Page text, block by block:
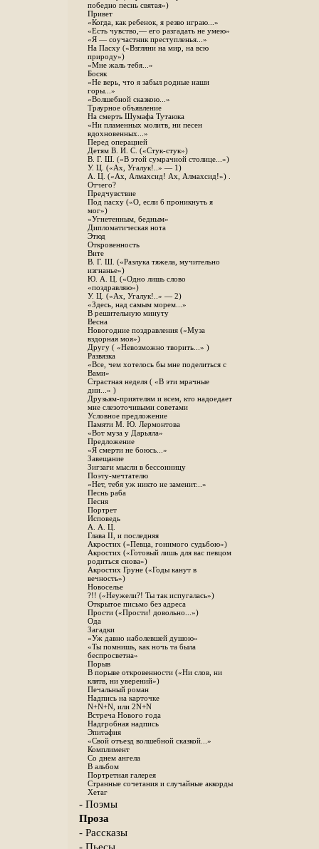
победно песнь святая»)
Привет
«Когда, как ребенок, я резво играю...»
«Есть чувство,— его разгадать не умею»
«Я — соучастник преступленья...»
На Пасху («Взгляни на мир, на всю
природу»)
«Мне жаль тебя...»
Босяк
«Не верь, что я забыл родные наши
горы...»
«Волшебной сказкою...»
Траурное объявление
На смерть Шумафа Тутаюка
«Ни пламенных молитв, ни песен
вдохновенных...»
Перед операцией
Детям В. И. С. («Стук-стук»)
В. Г. Ш. («В этой сумрачной столице...»)
У. Ц. («Ах, Угалук!..» — 1)
А. Ц. («Ах, Алмахсид! Ах, Алмахсид!») .
Отчего?
Предчувствие
Под пасху («О, если б проникнуть я
мог»)
«Угнетенным, бедным»
Дипломатическая нота
Этюд
Откровенность
Вите
B. Г. Ш. («Разлука тяжела, мучительно
изгнанье»)
Ю. А. Ц. («Одно лишь слово
«поздравляю»)
У. Ц. («Ах, Угалук!..» — 2)
«Здесь, над самым морем...»
В решительную минуту
Весна
Новогодние поздравления («Муза
вздорная моя»)
Другу ( «Невозможно творить...» )
Развязка
«Все, чем хотелось бы мне поделиться с
Вами»
Страстная неделя ( «В эти мрачные
дни...» )
Друзьям-приятелям и всем, кто надоедает
мне слезоточивыми советами
Условное предложение
Памяти М. Ю. Лермонтова
«Вот муза у Дарьяла»
Предложение
«Я смерти не боюсь...»
Завещание
Зигзаги мысли в бессонницу
Поэту-мечтателю
«Нет, тебя уж никто не заменит...»
Песнь раба
Песня
Портрет
Исповедь
А. А. Ц.
Глава II, и последняя
Акростих («Певца, гонимого судьбою»)
Акростих («Готовый лишь для вас певцом
родиться снова»)
Акростих Груне («Годы канут в
вечность»)
Новоселье
?!! («Неужели?! Ты так испугалась»)
Открытое письмо без адреса
Прости («Прости! довольно...»)
Ода
Загадки
«Уж давно наболевшей душою»
«Ты помнишь, как ночь та была
беспросветна»
Порыв
В порыве откровенности («Ни слов, ни
клятв, ни уверений»)
Печальный роман
Надпись на карточке
N+N+N, или 2N+N
Встреча Нового года
Надгробная надпись
Эпитафия
«Свой отъезд волшебной сказкой...»
Комплимент
Со днем ангела
В альбом
Портретная галерея
Странные сочетания и случайные аккорды
Хетаг
- Поэмы
Проза
- Рассказы